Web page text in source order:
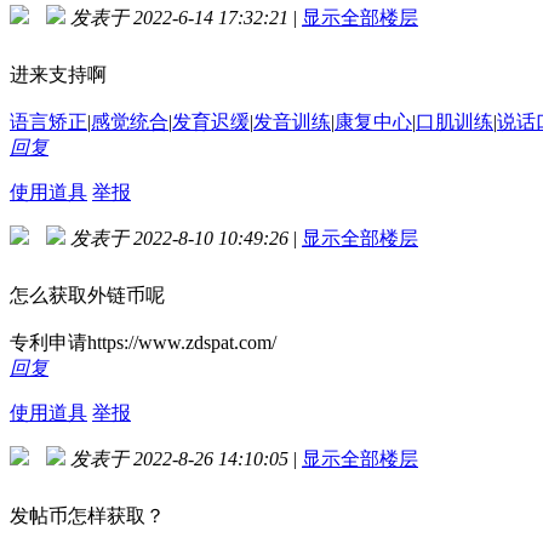
发表于 2022-6-14 17:32:21 | 显示全部楼层
进来支持啊
语言矫正|感觉统合|发育迟缓|发音训练|康复中心|口肌训练|说话
回复
使用道具 举报
发表于 2022-8-10 10:49:26 | 显示全部楼层
怎么获取外链币呢
专利申请https://www.zdspat.com/
回复
使用道具 举报
发表于 2022-8-26 14:10:05 | 显示全部楼层
发帖币怎样获取？